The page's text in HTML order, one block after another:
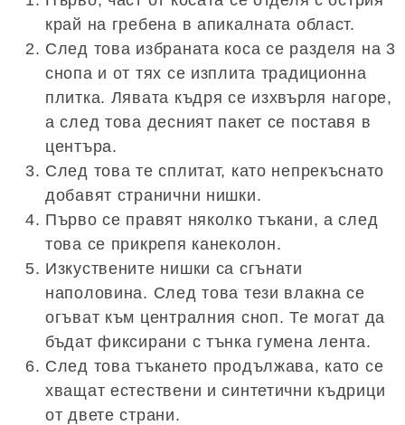
край на гребена в апикалната област.
След това избраната коса се разделя на 3
снопа и от тях се изплита традиционна
плитка. Лявата къдря се изхвърля нагоре,
а след това десният пакет се поставя в
центъра.
След това те сплитат, като непрекъснато
добавят странични нишки.
Първо се правят няколко тъкани, а след
това се прикрепя канеколон.
Изкуствените нишки са сгънати
наполовина. След това тези влакна се
огъват към централния сноп. Те могат да
бъдат фиксирани с тънка гумена лента.
След това тъкането продължава, като се
хващат естествени и синтетични къдрици
от двете страни.